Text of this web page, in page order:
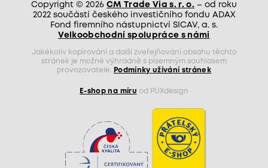
Copyright © 2026 CM Trade Via s. r. o. – od roku
2022 součástí českého investičního fondu ADAX
Fond firemního nástupnictví SICAV, a. s.
Velkoobchodní spolupráce s námi
Jakékoliv kopírování a další zveřejňování obsahu těchto
stránek je možné výhradně s písemným souhlasem
provozovatele.
Podmínky užívání stránek
E-shop na míru od PUXdesign